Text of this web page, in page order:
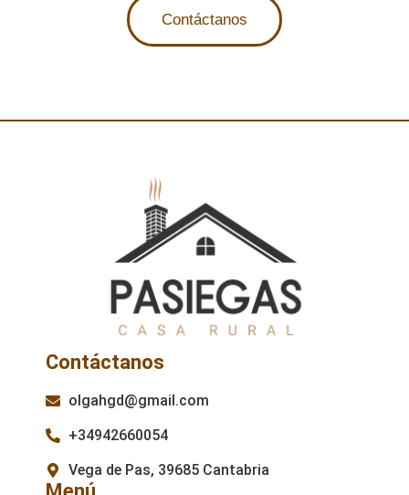
Contáctanos
Contáctanos
olgahgd@gmail.com
+34942660054
Vega de Pas, 39685 Cantabria